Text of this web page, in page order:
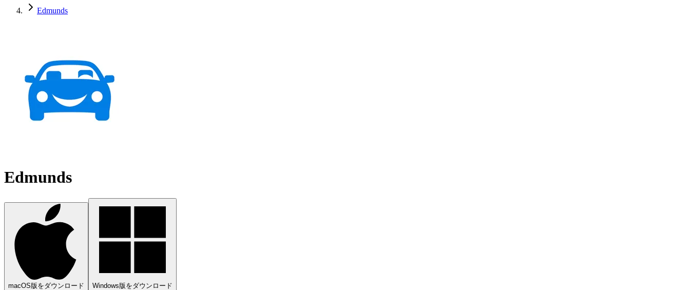
Edmunds
Edmunds
macOS版をダウンロード Windows版をダウンロード